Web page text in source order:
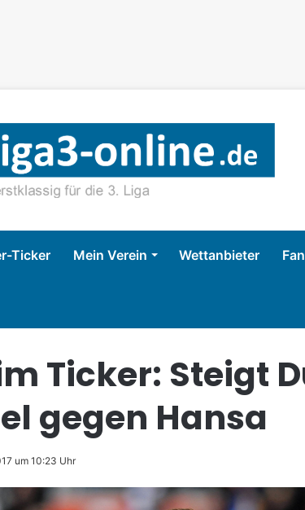
Ticker Mein Verein Wettanbieter
Ticker: Steigt
gegen Hansa
um 10:23 Uhr